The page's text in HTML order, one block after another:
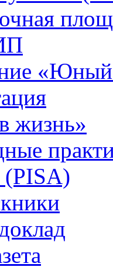
«Юный
жизнь»
(PISA)